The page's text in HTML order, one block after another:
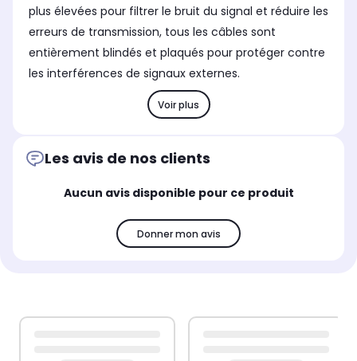
plus élevées pour filtrer le bruit du signal et réduire les
erreurs de transmission, tous les câbles sont
entièrement blindés et plaqués pour protéger contre
les interférences de signaux externes.
Voir plus
Les avis de nos clients
Aucun avis disponible pour ce produit
Donner mon avis